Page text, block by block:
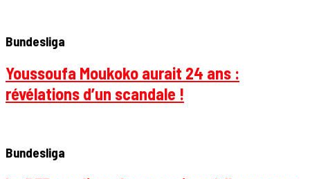
Bundesliga
Youssoufa Moukoko aurait 24 ans :
révélations d’un scandale !
Bundesliga